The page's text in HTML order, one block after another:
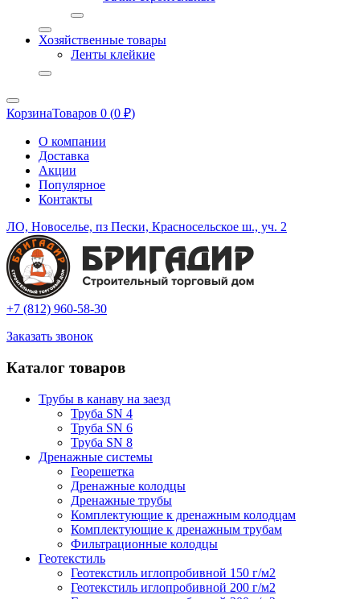
Хозяйственные товары
Ленты клейкие
КорзинаТоваров 0 (0 ₽)
О компании
Доставка
Акции
Популярное
Контакты
ЛО, Новоселье, пз Пески, Красносельское ш., уч. 2
+7 (812) 960-58-30
Заказать звонок
Каталог товаров
Трубы в канаву на заезд
Труба SN 4
Труба SN 6
Труба SN 8
Дренажные системы
Георешетка
Дренажные колодцы
Дренажные трубы
Комплектующие к дренажным колодцам
Комплектующие к дренажным трубам
Фильтрационные колодцы
Геотекстиль
Геотекстиль иглопробивной 150 г/м2
Геотекстиль иглопробивной 200 г/м2